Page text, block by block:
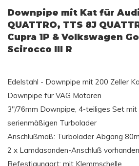
Downpipe mit Kat für
QUATTRO, TTS 8J
Cupra 1P & Volkswagen
Scirocco III R
Edelstahl - Downpipe mit 200 Zeller
Downpipe für VAG Motoren
3"/76mm Downpipe, 4-teiliges Set mit
serienmäßigen Turbolader
Anschlußmaß: Turbolader Abgang
2 x Lamdasonden-Anschluß vorhanden.
Befestigungart: mit Klemmschelle